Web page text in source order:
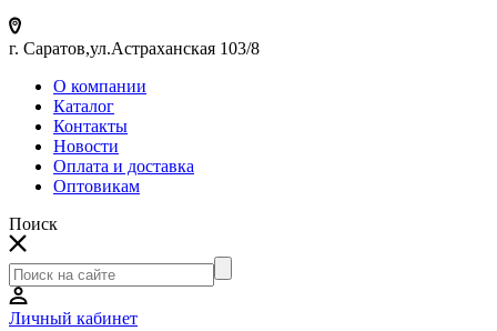
г. Саратов,ул.Астраханская 103/8
О компании
Каталог
Контакты
Новости
Оплата и доставка
Оптовикам
Поиск
Личный кабинет